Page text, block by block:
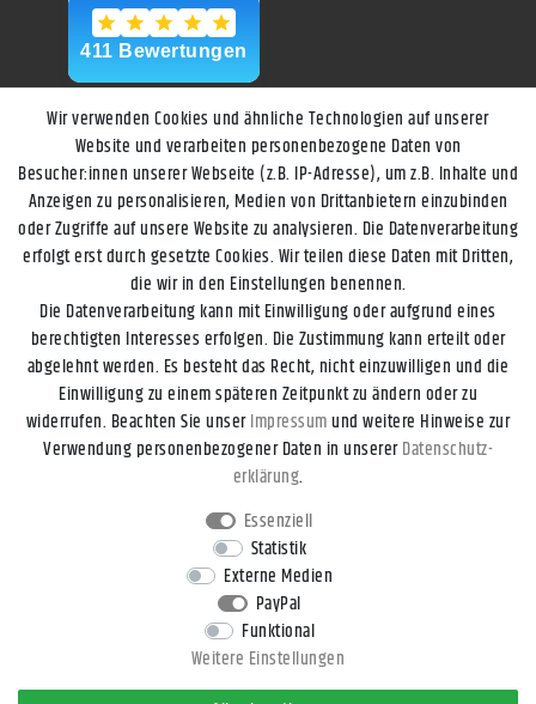
Impressum Daten­schutz­erklärung AGB Widerrufs­recht
* Alle Preise inkl. gesetzl. Mehrwertsteuer zzgl.
nicht anders beschrieben.
** Gilt für DHL-Paket Standardlieferungen innerhalb Deutschlands,
Lieferzeiten für andere Länder und Versandarten entnehmen Sie bitte
der SchaltflächeVersand.
Wir verwenden Cookies und ähnliche Technologien auf unserer
Website und verarbeiten personenbezogene Daten von
Besucher:innen unserer Webseite (z.B. IP-Adresse), um z.B. Inhalte und
Anzeigen zu personalisieren, Medien von Drittanbietern einzubinden
oder Zugriffe auf unsere Website zu analysieren. Die Datenverarbeitung
erfolgt erst durch gesetzte Cookies. Wir teilen diese Daten mit Dritten,
die wir in den Einstellungen benennen.
Die Datenverarbeitung kann mit Einwilligung oder aufgrund eines
berechtigten Interesses erfolgen. Die Zustimmung kann erteilt oder
abgelehnt werden. Es besteht das Recht, nicht einzuwilligen und die
Einwilligung zu einem späteren Zeitpunkt zu ändern oder zu
widerrufen. Beachten Sie unserImpressumund weitere Hinweise zur
Verwendung personenbezogener Daten in unsererDaten­schutz­
erklärung.
Essenziell
Statistik
Externe Medien
PayPal
Funktional
Weitere Einstellungen